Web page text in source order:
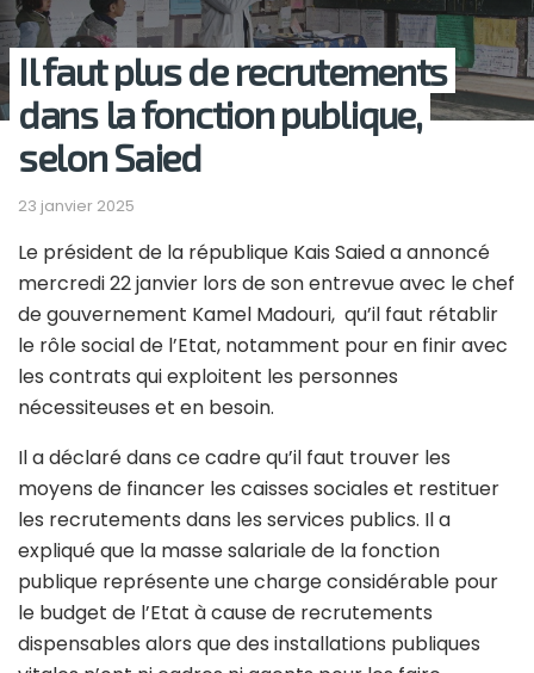
Il faut plus de recrutements
dans la fonction publique,
selon Saied
23 janvier 2025
Le président de la république Kais Saied a annoncé
mercredi 22 janvier lors de son entrevue avec le chef
de gouvernement Kamel Madouri, qu’il faut rétablir
le rôle social de l’Etat, notamment pour en finir avec
les contrats qui exploitent les personnes
nécessiteuses et en besoin.
Il a déclaré dans ce cadre qu’il faut trouver les
moyens de financer les caisses sociales et restituer
les recrutements dans les services publics. Il a
expliqué que la masse salariale de la fonction
publique représente une charge considérable pour
le budget de l’Etat à cause de recrutements
dispensables alors que des installations publiques